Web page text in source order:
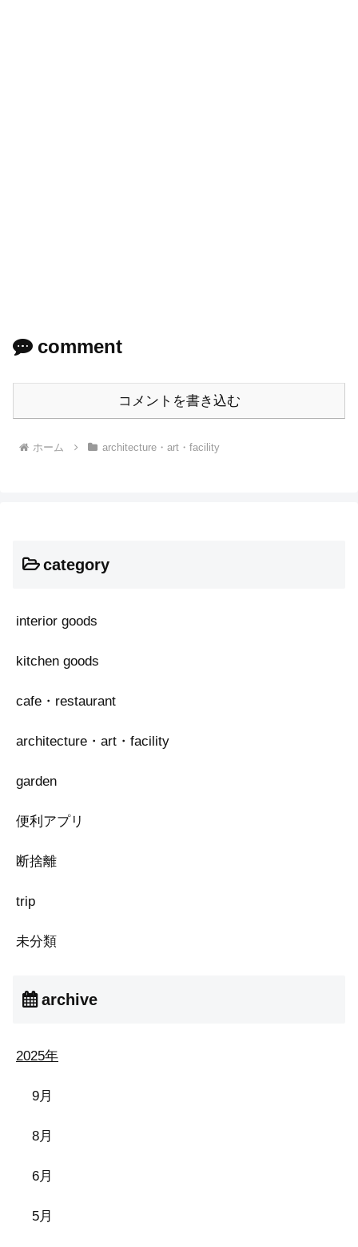
comment
コメントを書き込む
ホーム architecture・art・facility
category
interior goods
kitchen goods
cafe・restaurant
architecture・art・facility
garden
便利アプリ
断捨離
trip
未分類
archive
2025年
9月
8月
6月
5月